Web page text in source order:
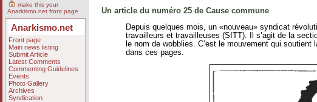
make this your
Anarkismo.net front page
Anarkismo.net
Front page
Main news listing
Submit Article
Latest Comments
Commenting Guidelines
Events
Photo Gallery
Archives
Syndication
Un article du numéro 25 de Cause commune
Depuis quelques mois, un «nouveau» syndicat
travailleurs et travailleuses (SITT). Il s’agit de la
le nom de wobblies. C’est le mouvement qui
dans ces pages.